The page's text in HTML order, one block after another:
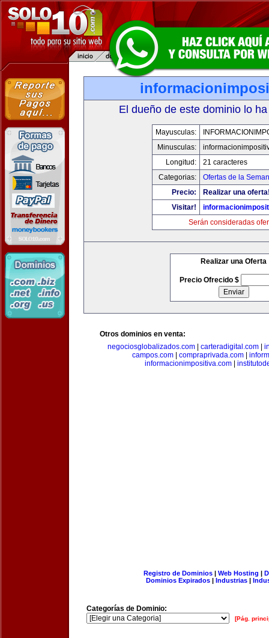
El dueño de este dominio lo
Mayusculas:
Minusculas:
Longitud:
21 caracteres
Categorias:
Ofertas de la
Precio:
Realizar una
Visitar!
Serán consideradas
Realizar una Oferta
Precio Ofrecido $
Otros dominios en venta:
negociosglobalizados.com
carteradigital.com
campos.com
compraprivada.com
informacionimpositiva.com
Registro de Dominios| Web Hosting |
Dominios Expirados | Industrias |
Categorías de Dominio:
[Pág.